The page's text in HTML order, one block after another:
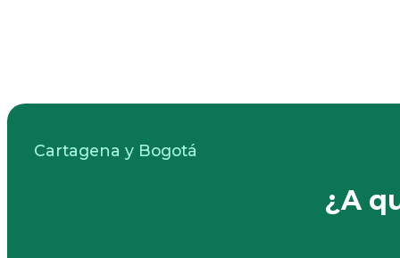
Cartagena y Bogotá
¿A